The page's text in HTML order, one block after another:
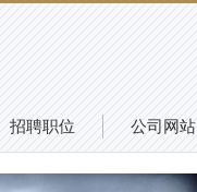
公司网站
招聘职位